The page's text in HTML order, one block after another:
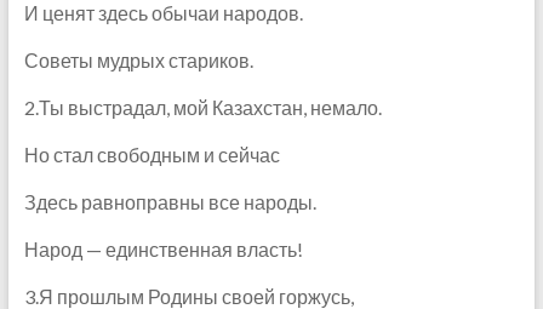
И ценят здесь обычаи народов.
Советы мудрых стариков.
2.Ты выстрадал, мой Казахстан, немало.
Но стал свободным и сейчас
Здесь равноправны все народы.
Народ — единственная власть!
3.Я прошлым Родины своей горжусь,